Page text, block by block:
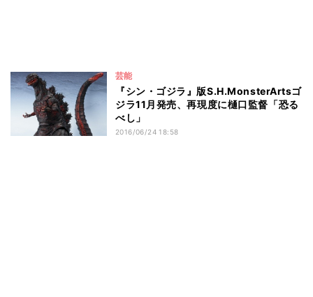
芸能
『シン・ゴジラ』版S.H.MonsterArtsゴ
ジラ11月発売、再現度に樋口監督「恐る
べし」
2016/06/24 18:58